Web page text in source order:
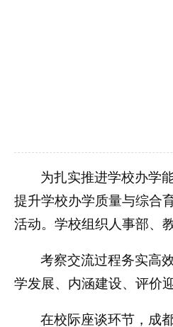
为扎实推进学校办学
提升学校办学质量与综合
活动。学校组织人事部、
考察交流过程务实高
学发展、内涵建设、评价
在校际座谈环节，成